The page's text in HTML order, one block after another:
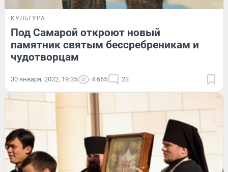
КУЛЬТУРА
Под Самарой откроют новый
памятник святым бессребреникам и
чудотворцам
30 января, 2022, 19:35 4 665 23